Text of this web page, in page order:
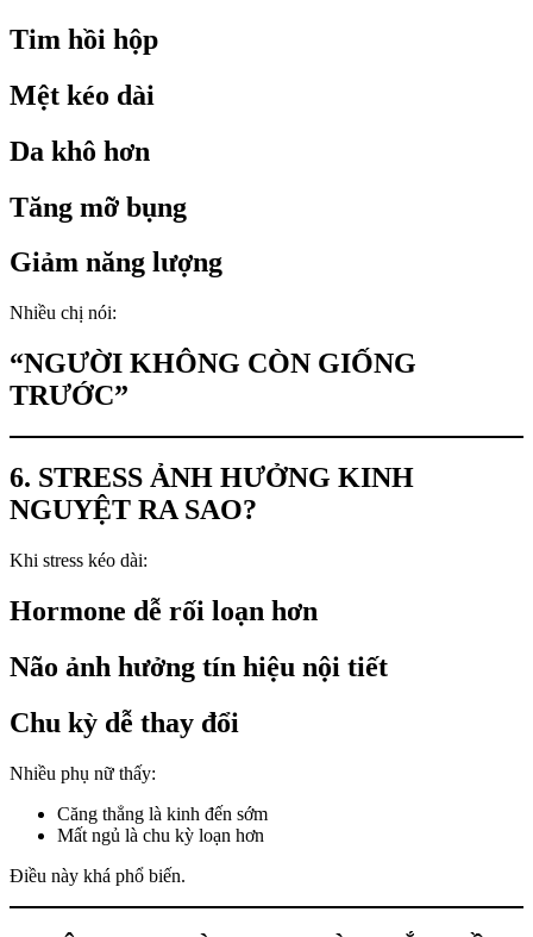
Tim hồi hộp
Mệt kéo dài
Da khô hơn
Tăng mỡ bụng
Giảm năng lượng
Nhiều chị nói:
“NGƯỜI KHÔNG CÒN GIỐNG
TRƯỚC”
6. STRESS ẢNH HƯỞNG KINH
NGUYỆT RA SAO?
Khi stress kéo dài:
Hormone dễ rối loạn hơn
Não ảnh hưởng tín hiệu nội tiết
Chu kỳ dễ thay đổi
Nhiều phụ nữ thấy:
Căng thẳng là kinh đến sớm
Mất ngủ là chu kỳ loạn hơn
Điều này khá phổ biến.